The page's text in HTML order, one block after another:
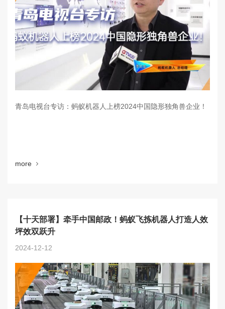
青岛电视台专访：蚂蚁机器人上榜2024中国隐形独角兽企业！
more
【十天部署】牵手中国邮政！蚂蚁飞拣机器人打造人效
坪效双跃升
2024-12-12